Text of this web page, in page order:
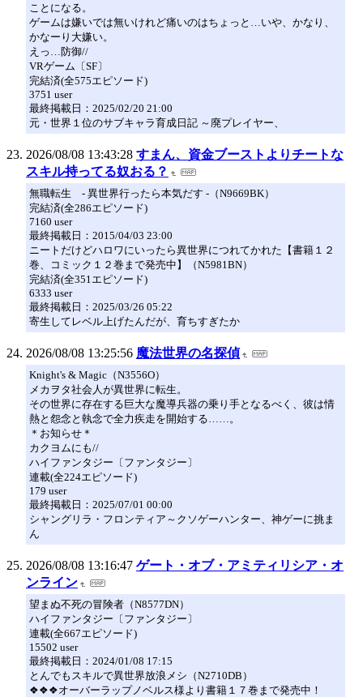
ことになる。
ゲームは嫌いでは無いけれど痛いのはちょっと…いや、かなり、
かなーり大嫌い。
えっ…防御//
VRゲーム〔SF〕
完結済(全575エピソード)
3751 user
最終掲載日：2025/02/20 21:00
元・世界１位のサブキャラ育成日記 ～廃プレイヤー、
2026/08/08 13:43:28 すまん、資金ブーストよりチートな
スキル持ってる奴おる？
無職転生 - 異世界行ったら本気だす -（N9669BK）
完結済(全286エピソード)
7160 user
最終掲載日：2015/04/03 23:00
ニートだけどハロワにいったら異世界につれてかれた【書籍１２
巻、コミック１２巻まで発売中】（N5981BN）
完結済(全351エピソード)
6333 user
最終掲載日：2025/03/26 05:22
寄生してレベル上げたんだが、育ちすぎたか
2026/08/08 13:25:56 魔法世界の名探偵
Knight's & Magic（N3556O）
メカヲタ社会人が異世界に転生。
その世界に存在する巨大な魔導兵器の乗り手となるべく、彼は情
熱と怨念と執念で全力疾走を開始する……。
＊お知らせ＊
カクヨムにも//
ハイファンタジー〔ファンタジー〕
連載(全224エピソード)
179 user
最終掲載日：2025/07/01 00:00
シャングリラ・フロンティア～クソゲーハンター、神ゲーに挑ま
ん
2026/08/08 13:16:47 ゲート・オブ・アミティリシア・オ
ンライン
望まぬ不死の冒険者（N8577DN）
ハイファンタジー〔ファンタジー〕
連載(全667エピソード)
15502 user
最終掲載日：2024/01/08 17:15
とんでもスキルで異世界放浪メシ（N2710DB）
❖❖❖オーバーラップノベルス様より書籍１７巻まで発売中！